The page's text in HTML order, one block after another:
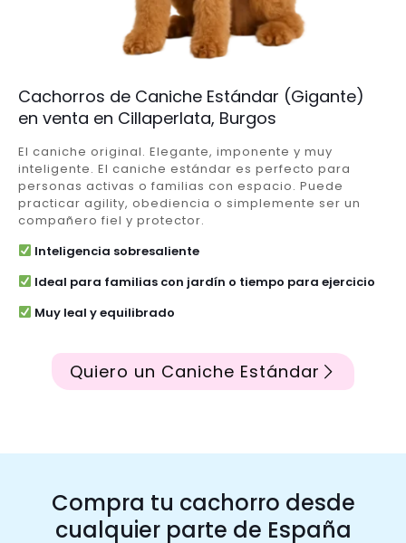
Cachorros de Caniche Estándar (Gigante)
en venta en Cillaperlata, Burgos
El caniche original. Elegante, imponente y muy
inteligente. El caniche estándar es perfecto para
personas activas o familias con espacio. Puede
practicar agility, obediencia o simplemente ser un
compañero fiel y protector.
Inteligencia sobresaliente
Ideal para familias con jardín o tiempo para ejercicio
Muy leal y equilibrado
Quiero un Caniche Estándar
Compra tu cachorro desde
cualquier parte de España